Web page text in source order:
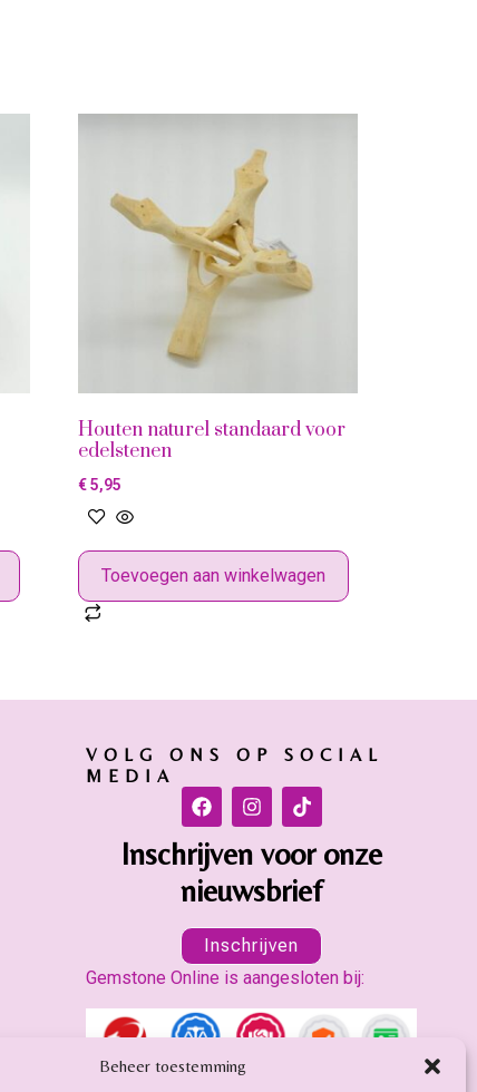
Beheer toestemming
Houten naturel standaard voor
edelstenen
€5,95
Toevoegen aan winkelwagen
VOLG ONS OP SOCIAL
MEDIA
Inschrijven voor onze
nieuwsbrief
Inschrijven
Gemstone Online is aangesloten bij: